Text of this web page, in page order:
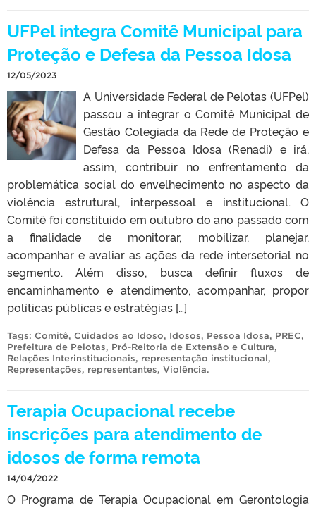
UFPel integra Comitê Municipal para
Proteção e Defesa da Pessoa Idosa
12/05/2023
A Universidade Federal de Pelotas (UFPel)
passou a integrar o Comitê Municipal de
Gestão Colegiada da Rede de Proteção e
Defesa da Pessoa Idosa (Renadi) e irá,
assim, contribuir no enfrentamento da
problemática social do envelhecimento no aspecto da
violência estrutural, interpessoal e institucional. O
Comitê foi constituído em outubro do ano passado com
a finalidade de monitorar, mobilizar, planejar,
acompanhar e avaliar as ações da rede intersetorial no
segmento. Além disso, busca definir fluxos de
encaminhamento e atendimento, acompanhar, propor
políticas públicas e estratégias […]
Tags: Comitê, Cuidados ao Idoso, Idosos, Pessoa Idosa, PREC,
Prefeitura de Pelotas, Pró-Reitoria de Extensão e Cultura,
Relações Interinstitucionais, representação institucional,
Representações, representantes, Violência.
Terapia Ocupacional recebe
inscrições para atendimento de
idosos de forma remota
14/04/2022
O Programa de Terapia Ocupacional em Gerontologia